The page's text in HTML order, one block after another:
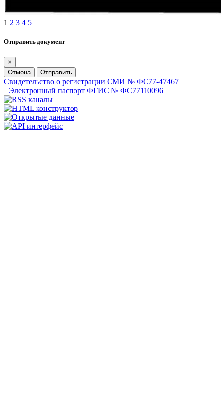
1 2 3 4 5
Отправить документ
×
Отмена
Отправить
Свидетельство о регистрации СМИ № ФС77-47467
Электронный паспорт ФГИС № ФС77110096